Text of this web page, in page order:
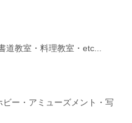
道教室・料理教室・etc...
ビー・アミューズメント・写